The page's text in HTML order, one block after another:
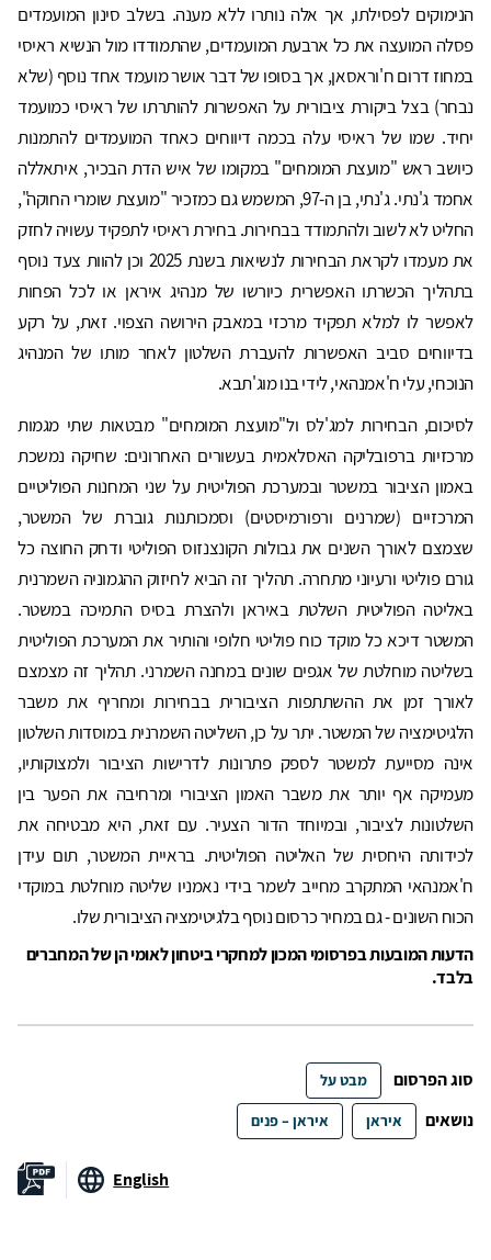
הנימוקים לפסילתו, אך אלה נותרו ללא מענה. בשלב סינון המועמדים
פסלה המועצה את כל ארבעת המועמדים, שהתמודדו מול הנשיא ראיסי
במחוז דרום ח'וראסאן, אך בסופו של דבר אושר מועמד אחד נוסף (שלא
נבחר) בצל ביקורת ציבורית על האפשרות להותרתו של ראיסי כמועמד
יחיד. שמו של ראיסי עלה בכמה דיווחים כאחד המועמדים להתמנות
כיושב ראש "מועצת המומחים" במקומו של איש הדת הבכיר, איתאללה
אחמד ג'נתי. ג'נתי, בן ה-97, המשמש גם כמזכיר "מועצת שומרי החוקה",
החליט לא לשוב ולהתמודד בבחירות. בחירת ראיסי לתפקיד עשויה לחזק
את מעמדו לקראת הבחירות לנשיאות בשנת 2025 וכן להוות צעד נוסף
בתהליך הכשרתו האפשרית כיורשו של מנהיג איראן או לכל הפחות
לאפשר לו למלא תפקיד מרכזי במאבק הירושה הצפוי. זאת, על רקע
בדיווחים סביב האפשרות להעברת השלטון לאחר מותו של המנהיג
הנוכחי, עלי ח'אמנהאי, לידי בנו מוג'תבא.
לסיכום, הבחירות למג'לס ול"מועצת המומחים" מבטאות שתי מגמות
מרכזיות ברפובליקה האסלאמית בעשורים האחרונים: שחיקה נמשכת
באמון הציבור במשטר ובמערכת הפוליטית על שני המחנות הפוליטיים
המרכזיים (שמרנים ורפורמיסטים) וסמכותנות גוברת של המשטר,
שצמצם לאורך השנים את גבולות הקונצנזוס הפוליטי ודחק החוצה כל
גורם פוליטי ורעיוני מתחרה. תהליך זה הביא לחיזוק ההגמוניה השמרנית
באליטה הפוליטית השלטת באיראן ולהצרת בסיס התמיכה במשטר.
המשטר דיכא כל מוקד כוח פוליטי חלופי והותיר את המערכת הפוליטית
בשליטה מוחלטת של אגפים שונים במחנה השמרני. תהליך זה מצמצם
לאורך זמן את ההשתתפות הציבורית בבחירות ומחריף את משבר
הלגיטימציה של המשטר. יתר על כן, השליטה השמרנית במוסדות השלטון
אינה מסייעת למשטר לספק פתרונות לדרישות הציבור ולמצוקותיו,
מעמיקה אף יותר את משבר האמון הציבורי ומרחיבה את הפער בין
השלטונות לציבור, ובמיוחד הדור הצעיר. עם זאת, היא מבטיחה את
לכידותה היחסית של האליטה הפוליטית. בראיית המשטר, תום עידן
ח'אמנהאי המתקרב מחייב לשמר בידי נאמניו שליטה מוחלטת במוקדי
הכוח השונים - גם במחיר כרסום נוסף בלגיטימציה הציבורית שלו.
הדעות המובעות בפרסומי המכון למחקרי ביטחון לאומי הן של המחברים
בלבד.
סוג הפרסום מבט על
נושאים איראן איראן – פנים
English